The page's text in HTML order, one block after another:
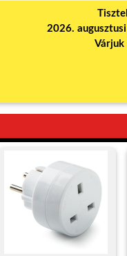
2026.
Várjuk